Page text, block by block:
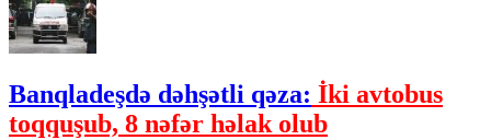
Banqladeşdə dəhşətli qəza: İki avtobus
toqquşub, 8 nəfər həlak olub